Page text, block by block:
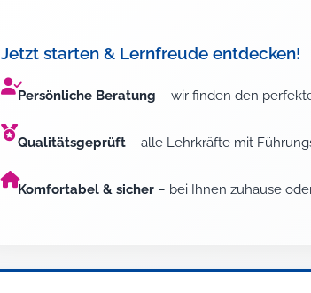
Jetzt starten & Lernfreude entdecken!
Persönliche Beratung – wir finden den
Qualitätsgeprüft – alle Lehrkräfte mit
Komfortabel & sicher – bei Ihnen zuhause